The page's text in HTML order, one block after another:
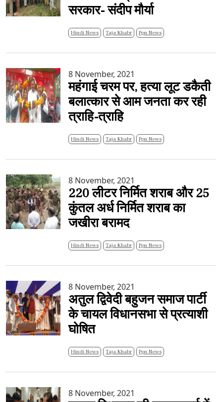
सरकार- संदीप मौर्या
Hindi News Taja Khabr Ppn News
8 November, 2021
महंगाई चरम पर, हत्या लूट डकैती
बलात्कार से आम जनता कर रही
त्राहि-त्राहि
Hindi News Taja Khabr Ppn News
8 November, 2021
220 लीटर निर्मित शराब और 25
कुंतल अर्ध निर्मित शराब का
जखीरा बरामद
Hindi News Taja Khabr Ppn News
8 November, 2021
अतुल द्विवेदी बहुजन समाज पार्टी
के चायल विधानसभा से प्रत्याशी
घोषित
Hindi News Taja Khabr Ppn News
8 November, 2021